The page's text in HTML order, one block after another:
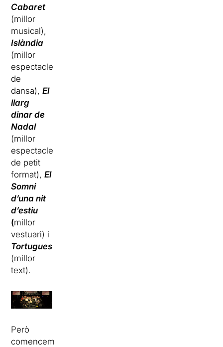
Cabaret
(millor
musical),
Islàndia
(millor
espectacle
de
dansa),El
llarg
dinar de
Nadal
(millor
espectacle
de petit
format),El
Somni
d’una nit
d’estiu
(millor
vestuari) i
Tortugues
(millor
text).
Però
comencem